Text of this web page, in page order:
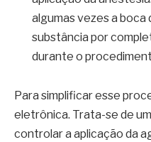
algumas vezes a
substância por
durante o
Para simplificar esse
eletrônica. Trata-se de
controlar a aplicação da